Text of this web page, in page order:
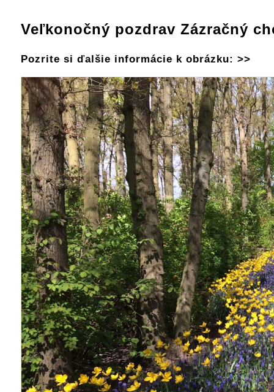
Veľkonočný pozdrav Zázračný
Pozrite si ďalšie informácie k obrázku: >>